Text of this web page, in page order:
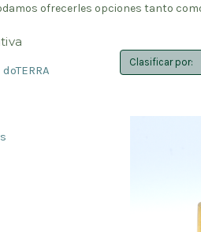
ofrecerles opciones tanto
Clasificar por: